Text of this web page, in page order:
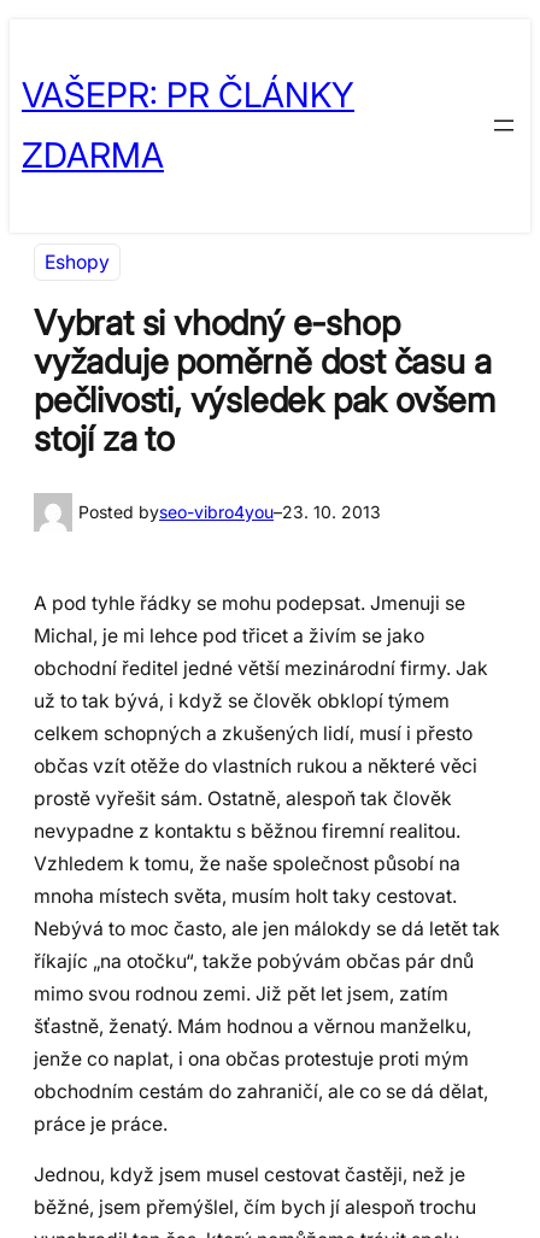
obsah
content
VAŠEPR: PR ČLÁNKY
ZDARMA
Eshopy
Vybrat si vhodný e-shop
vyžaduje poměrně dost času a
pečlivosti, výsledek pak ovšem
stojí za to
Posted byseo-vibro4you–23. 10. 2013
A pod tyhle řádky se mohu podepsat. Jmenuji se
Michal, je mi lehce pod třicet a živím se jako
obchodní ředitel jedné větší mezinárodní firmy. Jak
už to tak bývá, i když se člověk obklopí týmem
celkem schopných a zkušených lidí, musí i přesto
občas vzít otěže do vlastních rukou a některé věci
prostě vyřešit sám. Ostatně, alespoň tak člověk
nevypadne z kontaktu s běžnou firemní realitou.
Vzhledem k tomu, že naše společnost působí na
mnoha místech světa, musím holt taky cestovat.
Nebývá to moc často, ale jen málokdy se dá letět tak
říkajíc „na otočku“, takže pobývám občas pár dnů
mimo svou rodnou zemi. Již pět let jsem, zatím
šťastně, ženatý. Mám hodnou a věrnou manželku,
jenže co naplat, i ona občas protestuje proti mým
obchodním cestám do zahraničí, ale co se dá dělat,
práce je práce.
Jednou, když jsem musel cestovat častěji, než je
běžné, jsem přemýšlel, čím bych jí alespoň trochu